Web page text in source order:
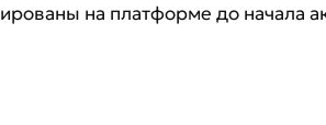
на платформе до начала